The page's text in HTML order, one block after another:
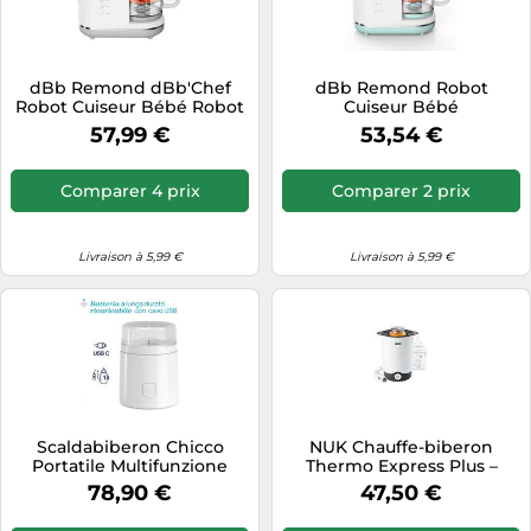
Tablettes tactiles
Téléphonie
Téléviseurs
Télévision & vidéo
Électroménager
dBb Remond dBb'Chef
Robot Cuiseur Bébé Robot
Multifonctions 6en1
57,99 €
Comparer 4 prix
Livraison à 5,99 €
dBb Remond Robot
Cuiseur Bébé
Multifonctions 6 en 1 - Cuit
Vapeur, Mixe, Hache,
Décongèle - Auto
Nettoyant - Repas Sains et
53,54 €
Comparer 2 prix
Livraison à 5,99 €
Scaldabiberon Chicco
Portatile Multifunzione
78,90 €
NUK Chauffe-biberon
Thermo Express Plus –
Réchauffe en douceur 90 s,
arrêt auto, adaptateur 12 V
47,50 €